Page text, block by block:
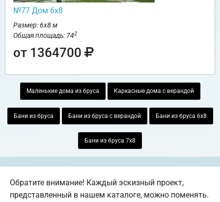
№77 Дом 6х8
Размер: 6х8 м
Общая площадь: 742
от 1364700
Маленькие дома из бруса Каркасные дома с верандой
Бани из бруса Бани из бруса с верандой Бани из бруса 6х8
Бани из бруса 7х8
Обратите внимание! Каждый эскизный проект,
представленный в нашем каталоге, можно поменять.